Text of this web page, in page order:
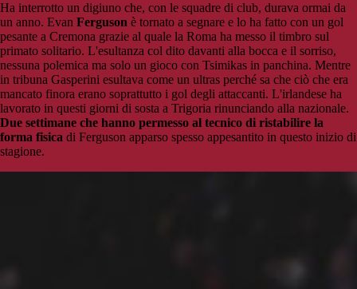
Ha interrotto un digiuno che, con le squadre di club, durava ormai da
un anno. Evan Ferguson è tornato a segnare e lo ha fatto con un gol
pesante a Cremona grazie al quale la Roma ha messo il timbro sul
primato solitario. L'esultanza col dito davanti alla bocca e il sorriso,
nessuna polemica ma solo un gioco con Tsimikas in panchina. Mentre
in tribuna Gasperini esultava come un ultras perché sa che ciò che era
mancato finora erano soprattutto i gol degli attaccanti. L'irlandese ha
lavorato in questi giorni di sosta a Trigoria rinunciando alla nazionale.
Due settimane che hanno permesso al tecnico di ristabilire la
forma fisica di Ferguson apparso spesso appesantito in questo inizio di
stagione.